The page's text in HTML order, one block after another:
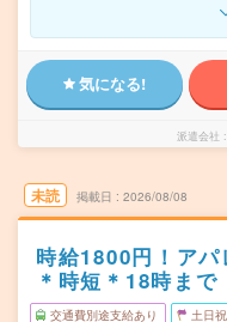
気になる!
派遣会社
未読 掲載日 2026/08/08
時給1800円！ア
＊時短＊18時まで
交通費別途支給あり 土日